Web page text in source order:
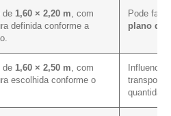
de 1,60 × 2,20 m , com
definida conforme a
Pode
plano de
de 1,60 × 2,50 m , com
escolhida conforme o
Influencia